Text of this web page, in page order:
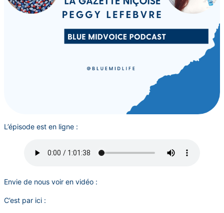
L’épisode est en ligne :
Envie de nous voir en vidéo :
C’est par ici :